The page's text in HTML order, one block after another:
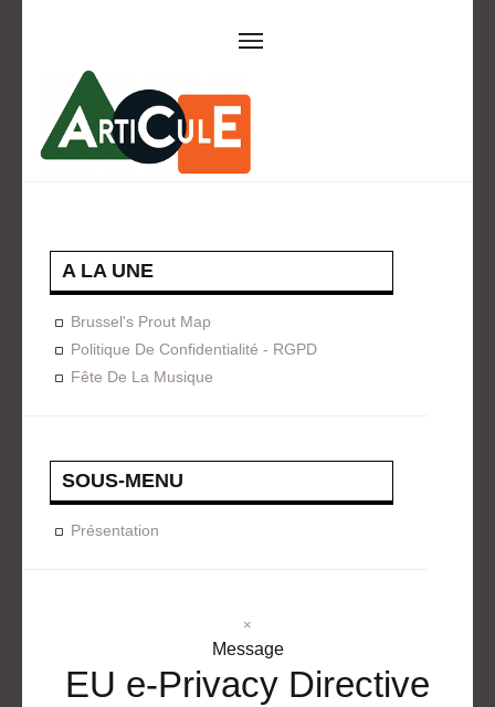
ARTICULE ASBL
Présentation
Concerts
Expositions
Design For Everyone
Publications
FORMATION
Programmées
A La Demande
A LA UNE
Brussel's Prout Map
Politique De Confidentialité - RGPD
Fête De La Musique
SOUS-MENU
Présentation
×
Message
EU e-Privacy Directive